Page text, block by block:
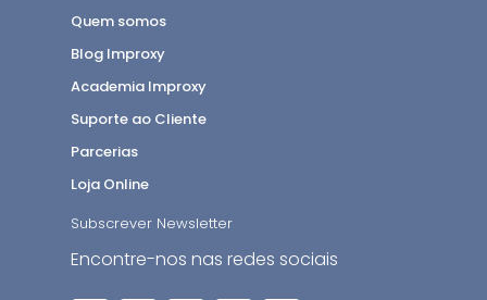
Quem somos
Blog Improxy
Academia Improxy
Suporte ao Cliente
Parcerias
Loja Online
Subscrever Newsletter
Encontre-nos nas redes sociais